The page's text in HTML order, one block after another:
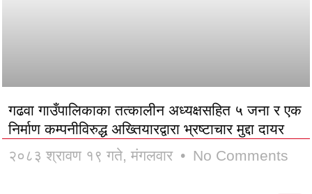
गढवा गाउँपालिकाका तत्कालीन अध्यक्षसहित ५ जना र एक
निर्माण कम्पनीविरुद्ध अख्तियारद्वारा भ्रष्टाचार मुद्दा दायर
२०८३ श्रावण १९ गते, मंगलवार
No Comments